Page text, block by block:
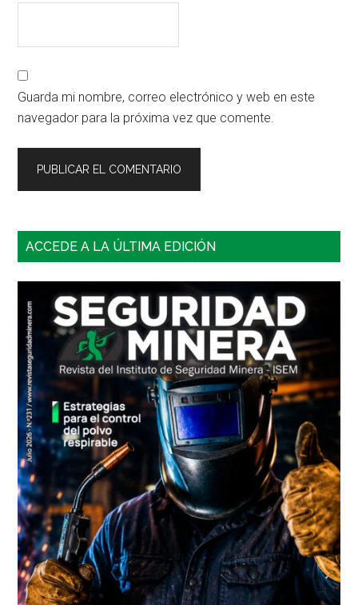
Guarda mi nombre, correo electrónico y web en este
navegador para la próxima vez que comente.
Barra
principal
ACCEDE A LA ÚLTIMA EDICIÓN